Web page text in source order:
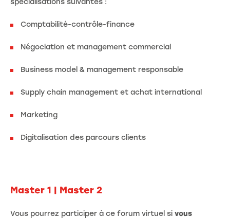
spécialisations suivantes :
Comptabilité-contrôle-finance
Négociation et management commercial
Business model & management responsable
Supply chain management et achat international
Marketing
Digitalisation des parcours clients
Master 1 | Master 2
Vous pourrez participer à ce forum virtuel si vous